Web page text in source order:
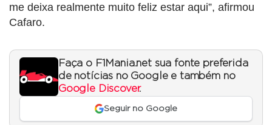
me deixa realmente muito feliz estar aqui”, afirmou
Cafaro.
Faça o F1Mania.net sua fonte preferida
de notícias no Google e também no
Google Discover.
Seguir no Google